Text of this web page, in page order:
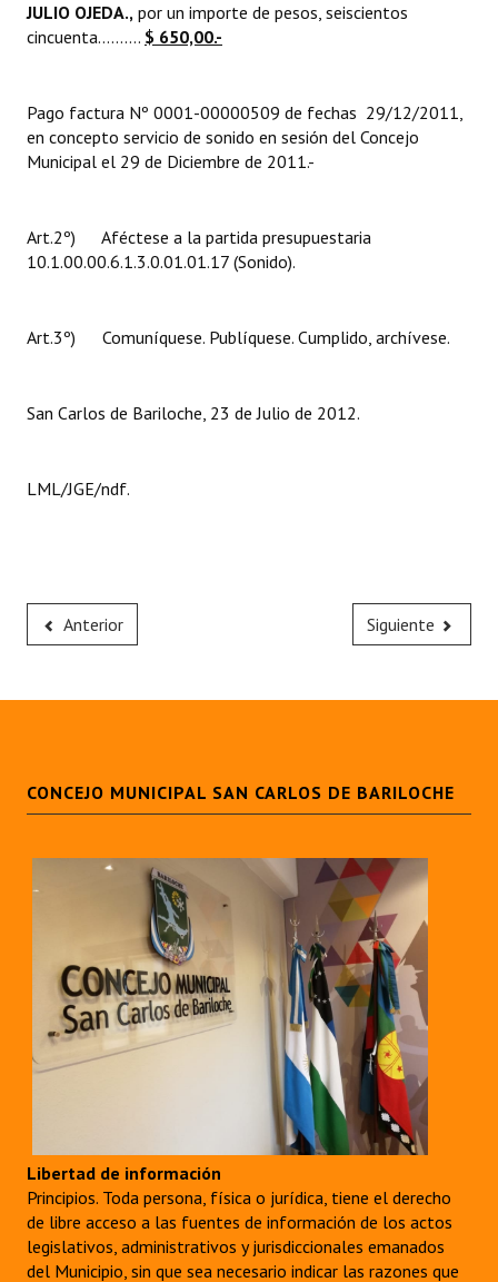
Premio al Mérito - Registro
Mujeres que Dejaron Huellas - Registro
Periodistas Decanos - Registro
Banca del Vecino - Registro
Antiguos Pobladores - Registro
Entrega de distinciones
JULIO OJEDA., por un importe de pesos, seiscientos
cincuenta………. $ 650,00.-
Pago factura Nº 0001-00000509 de fechas 29/12/2011,
en concepto servicio de sonido en sesión del Concejo
Municipal el 29 de Diciembre de 2011.-
Art.2º) Aféctese a la partida presupuestaria
10.1.00.00.6.1.3.0.01.01.17 (Sonido).
Art.3º) Comuníquese. Publíquese. Cumplido, archívese.
San Carlos de Bariloche, 23 de Julio de 2012.
LML/JGE/ndf.
Anterior Siguiente
CONCEJO MUNICIPAL SAN CARLOS DE BARILOCHE
Libertad de información
Principios. Toda persona, física o jurídica, tiene el derecho
de libre acceso a las fuentes de información de los actos
legislativos, administrativos y jurisdiccionales emanados
del Municipio, sin que sea necesario indicar las razones que